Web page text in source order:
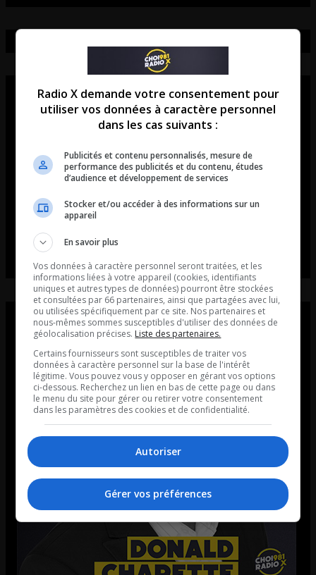
Radio X demande votre consentement pour
utiliser vos données à caractère personnel
dans les cas suivants :
Publicités et contenu personnalisés, mesure de
performance des publicités et du contenu, études
d’audience et développement de services
Stocker et/ou accéder à des informations sur un
appareil
En savoir plus
Vos données à caractère personnel seront traitées, et les
informations liées à votre appareil (cookies, identifiants
uniques et autres types de données) pourront être stockées
et consultées par 66 partenaires, ainsi que partagées avec lui,
ou utilisées spécifiquement par ce site. Nos partenaires et
nous-mêmes sommes susceptibles d'utiliser des données de
géolocalisation précises. Liste des partenaires.
Certains fournisseurs sont susceptibles de traiter vos
données à caractère personnel sur la base de l'intérêt
légitime. Vous pouvez vous y opposer en gérant vos options
ci-dessous. Recherchez un lien en bas de cette page ou dans
le menu du site pour gérer ou retirer votre consentement
dans les paramètres des cookies et de confidentialité.
Autoriser
Gérer vos préférences